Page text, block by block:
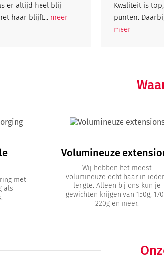
er altijd heel blij
haar blijft... meer
Kwaliteit is
punten.
meer
met
als
Volumineuze
Wij hebben het meest
volumineuze echt haar in
lengte. Alleen bij ons kun je
gewichten krijgen van 150g,
220g en meer.